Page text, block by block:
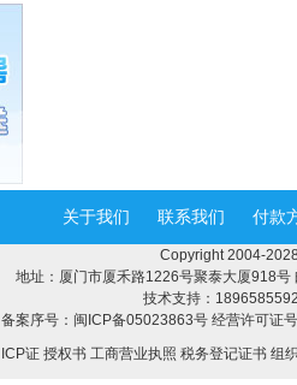
关于我们 联系我们 付款
Copyright 2004-
地址：厦门市厦禾路1226号聚泰大厦918
技术支持：
备案序号：闽ICP备05023863号 经营许可证
ICP证 授权书 工商营业执照 税务登记证书 组